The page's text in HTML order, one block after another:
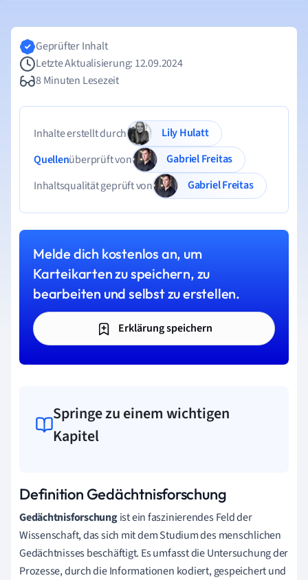
Geprüfter Inhalt
Letzte Aktualisierung: 12.09.2024
8 Minuten Lesezeit
Inhalte erstellt durch
Lily Hulatt
Quellenüberprüft von
Gabriel Freitas
Inhaltsqualität geprüft von
Gabriel Freitas
Melde dich kostenlos an, um
Karteikarten zu speichern, zu
bearbeiten und selbst zu erstellen.
Erklärung speichern
Springe zu einem wichtigen
Kapitel
Definition Gedächtnisforschung
Gedächtnisforschungist ein faszinierendes Feld der
Wissenschaft, das sich mit dem Studium des menschlichen
Gedächtnisses beschäftigt. Es umfasst die Untersuchung der
Prozesse, durch die Informationen kodiert, gespeichert und